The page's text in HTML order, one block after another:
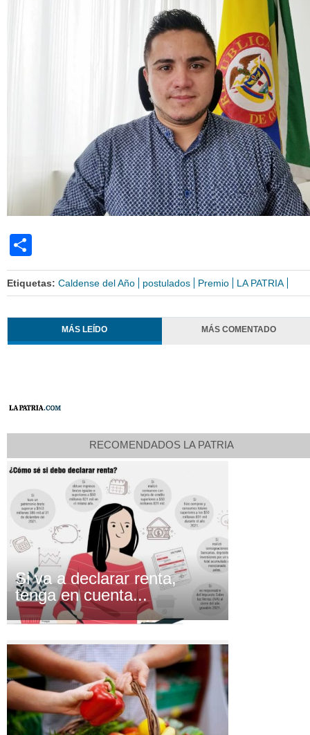
Etiquetas: Caldense del Año postulados Premio LA PATRIA
MÁS LEÍDO MÁS COMENTADO
RECOMENDADOS LA PATRIA
Si va a declarar renta,
tenga en cuenta...